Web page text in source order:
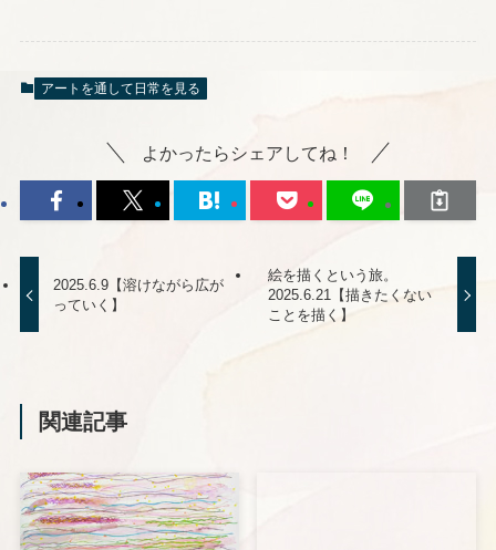
アートを通して日常を見る
よかったらシェアしてね！
2025.6.9【溶けながら広が
っていく】
絵を描くという旅。
2025.6.21【描きたくない
ことを描く】
関連記事